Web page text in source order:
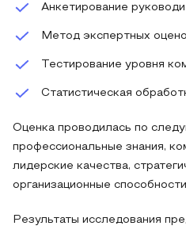
Анкетирование
Метод экспертных
Тестирование уровня
Статистическая
Оценка проводилась по
профессиональные знания,
лидерские качества,
организационные
Результаты исследования